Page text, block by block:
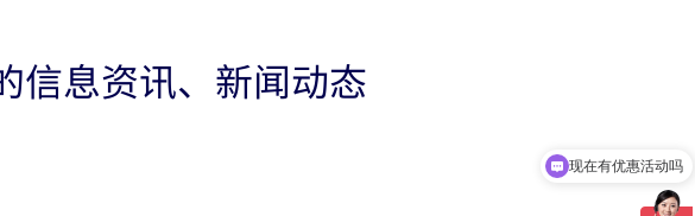
信息资讯、新闻动态
现在有优惠活动吗